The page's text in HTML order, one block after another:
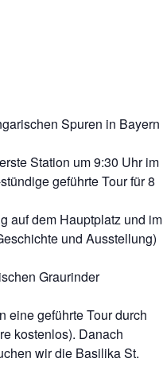
Spuren in Bayern
Station um 9:30 Uhr im
geführte Tour für 8
auf dem Hauptplatz und im
und Ausstellung)
Graurinder
eine geführte Tour durch
kostenlos). Danach
wir die Basilika St.